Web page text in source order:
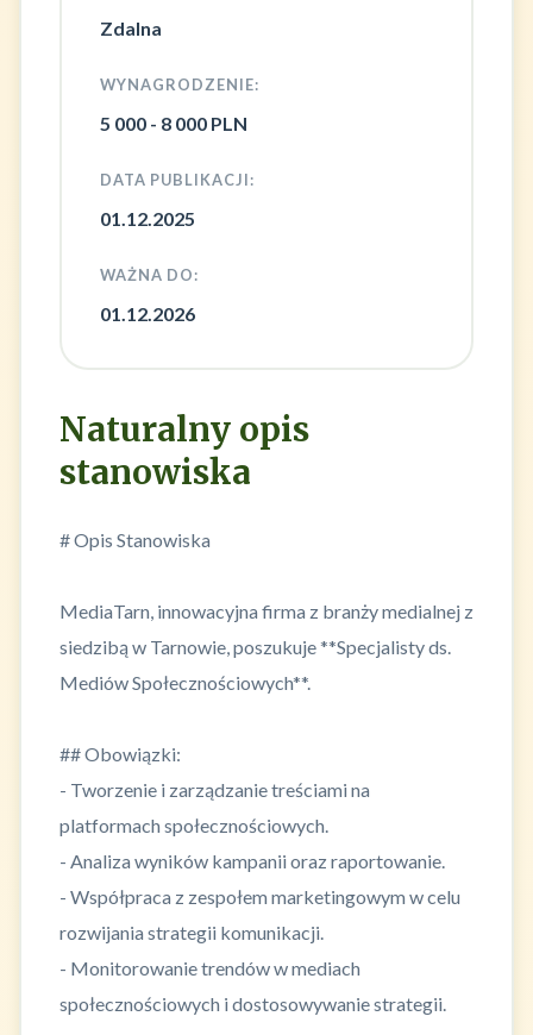
Zdalna
WYNAGRODZENIE:
5 000 - 8 000 PLN
DATA PUBLIKACJI:
01.12.2025
WAŻNA DO:
01.12.2026
Naturalny opis
stanowiska
# Opis Stanowiska
MediaTarn, innowacyjna firma z branży medialnej z
siedzibą w Tarnowie, poszukuje **Specjalisty ds.
Mediów Społecznościowych**.
## Obowiązki:
- Tworzenie i zarządzanie treściami na
platformach społecznościowych.
- Analiza wyników kampanii oraz raportowanie.
- Współpraca z zespołem marketingowym w celu
rozwijania strategii komunikacji.
- Monitorowanie trendów w mediach
społecznościowych i dostosowywanie strategii.